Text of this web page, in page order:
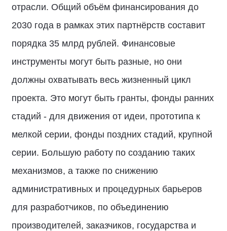
отрасли. Общий объём финансирования до
2030 года в рамках этих партнёрств составит
порядка 35 млрд рублей. Финансовые
инструменты могут быть разные, но они
должны охватывать весь жизненный цикл
проекта. Это могут быть гранты, фонды ранних
стадий - для движения от идеи, прототипа к
мелкой серии, фонды поздних стадий, крупной
серии. Большую работу по созданию таких
механизмов, а также по снижению
административных и процедурных барьеров
для разработчиков, по объединению
производителей, заказчиков, государства и